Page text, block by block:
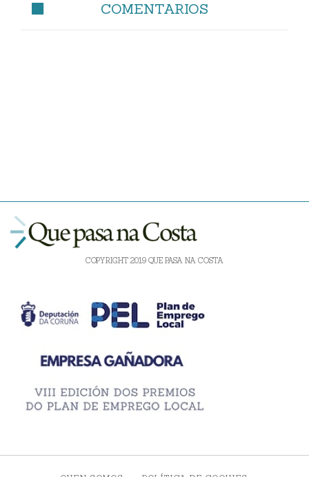
COMENTARIOS
COPYRIGHT 2019 QUE PASA NA COSTA